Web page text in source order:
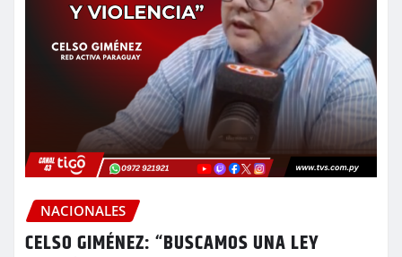
NACIONALES
CELSO GIMÉNEZ: “BUSCAMOS UNA LEY